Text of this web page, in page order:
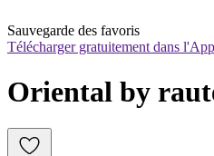
Sauvegarde des favoris
Télécharger gratuitement dans
Oriental by